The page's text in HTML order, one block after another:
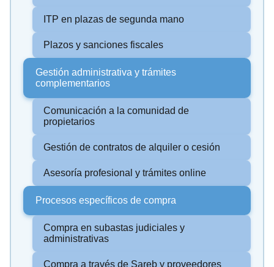
ITP en plazas de segunda mano
Plazos y sanciones fiscales
Gestión administrativa y trámites
complementarios
Comunicación a la comunidad de
propietarios
Gestión de contratos de alquiler o cesión
Asesoría profesional y trámites online
Procesos específicos de compra
Compra en subastas judiciales y
administrativas
Compra a través de Sareb y proveedores